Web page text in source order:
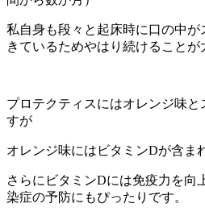
私自身も段々と起床時に口の中
きているためやはり続けることが
プロテクティスにはオレンジ味
すが
オレンジ味にはビタミンDが含ま
さらにビタミンDには免疫力を向
染症の予防にもぴったりです。